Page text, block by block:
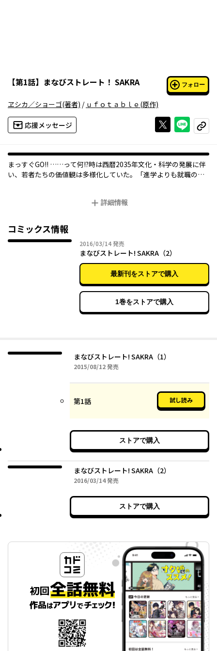
【第1話】 まなびストレート！ SAKRA フォロー
ヱシカ／ショーゴ(著者) / ｕｆｏｔａｂｌｅ (原作)
応援メッセージ Xで投稿する
ライン
コピー
まっすぐGO!! ……って何!?――時は西暦2035年文化・科学の発展に伴
い、若者たちの価値観は多様化していた。「進学よりも就職のほ
詳細情報
コミックス情報
2016/03/142016年03月14日
発売
まなびストレート! SAKRA（2）
最新刊をストアで購入
1巻をストアで購入
まなびストレート! SAKRA（1）
2015/08/122015年08月12日
発売
第1話 試し読み
ストアで購入
まなびストレート! SAKRA（2）
2016/03/142016年03月14日
発売
ストアで購入